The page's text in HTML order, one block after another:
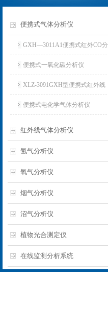
便携式气体分析仪
GXH—3011A1便携式红外CO分
析仪
便携式一氧化碳分析仪
XLZ-3091GXH型便携式红外线
分析仪
便携式电化学气体分析仪
红外线气体分析仪
氢气分析仪
氧气分析仪
烟气分析仪
沼气分析仪
植物光合测定仪
在线监测分析系统